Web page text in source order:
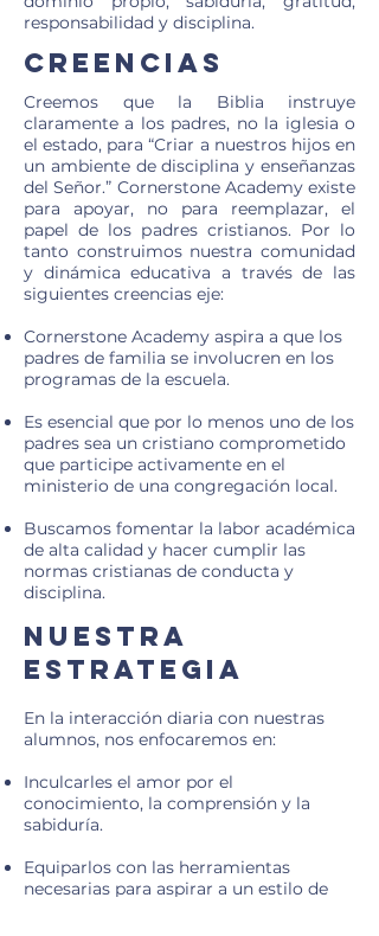
responsabilidad y disciplina.
Creencias
Creemos que la Biblia instruye
claramente a los padres, no la iglesia o
el estado, para “Criar a nuestros hijos en
un ambiente de disciplina y enseñanzas
del Señor.” Cornerstone Academy existe
para apoyar, no para reemplazar, el
papel de los padres cristianos. Por lo
tanto construimos nuestra comunidad
y dinámica educativa a través de las
siguientes creencias eje:
Cornerstone Academy aspira a que los
padres de familia se involucren en los
programas de la escuela.
Es esencial que por lo menos uno de los
padres sea un cristiano comprometido
que participe activamente en el
ministerio de una congregación local.
Buscamos fomentar la labor académica
de alta calidad y hacer cumplir las
normas cristianas de conducta y
disciplina.
Nuestra
Estrategia
En la interacción diaria con nuestras
alumnos, nos enfocaremos en:
Inculcarles el amor por el
conocimiento, la comprensión y la
sabiduría.
Equiparlos con las herramientas
necesarias para aspirar a un estilo de